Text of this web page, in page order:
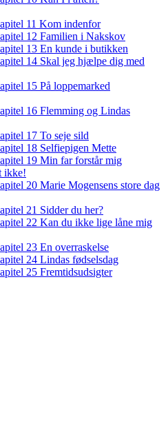
11 Kom indenfor
12 Familien i Nakskov
13 En kunde i butikken
14 Skal jeg hjælpe dig med
15 På loppemarked
16 Flemming og Lindas
17 To seje sild
18 Selfiepigen Mette
19 Min far forstår mig
ikke!
20 Marie Mogensens store dag
21 Sidder du her?
22 Kan du ikke lige låne mig
23 En overraskelse
24 Lindas fødselsdag
25 Fremtidsudsigter